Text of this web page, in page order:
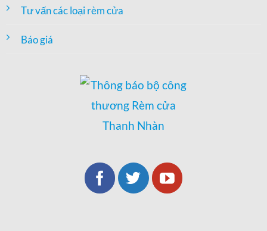
Tư vấn các loại rèm cửa
Báo giá